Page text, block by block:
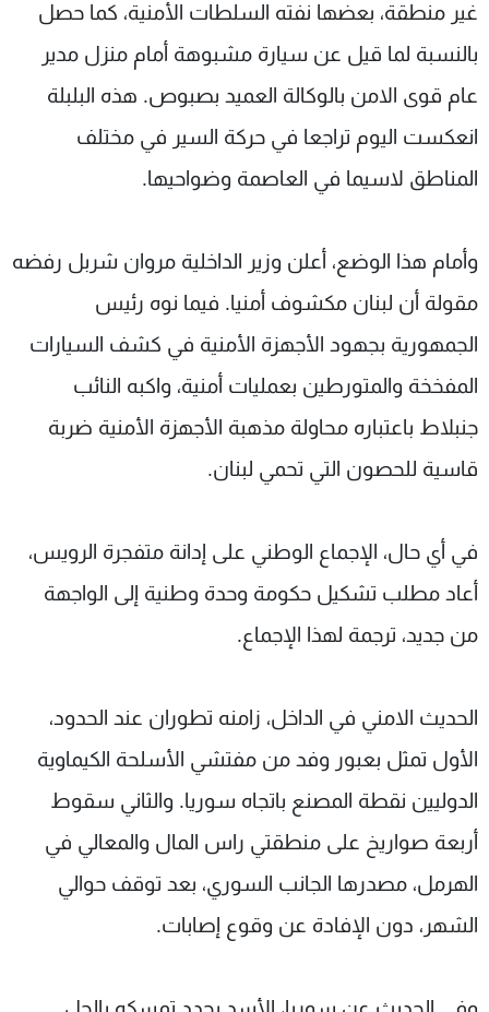
غير منطقة، بعضها نفته السلطات الأمنية، كما حصل
بالنسبة لما قيل عن سيارة مشبوهة أمام منزل مدير
عام قوى الامن بالوكالة العميد بصبوص. هذه البلبلة
انعكست اليوم تراجعا في حركة السير في مختلف
المناطق لاسيما في العاصمة وضواحيها.
وأمام هذا الوضع، أعلن وزير الداخلية مروان شربل رفضه
مقولة أن لبنان مكشوف أمنيا. فيما نوه رئيس
الجمهورية بجهود الأجهزة الأمنية في كشف السيارات
المفخخة والمتورطين بعمليات أمنية، واكبه النائب
جنبلاط باعتباره محاولة مذهبة الأجهزة الأمنية ضربة
قاسية للحصون التي تحمي لبنان.
في أي حال، الإجماع الوطني على إدانة متفجرة الرويس،
أعاد مطلب تشكيل حكومة وحدة وطنية إلى الواجهة
من جديد، ترجمة لهذا الإجماع.
الحديث الامني في الداخل، زامنه تطوران عند الحدود،
الأول تمثل بعبور وفد من مفتشي الأسلحة الكيماوية
الدوليين نقطة المصنع باتجاه سوريا. والثاني سقوط
أربعة صواريخ على منطقتي راس المال والمعالي في
الهرمل، مصدرها الجانب السوري، بعد توقف حوالي
الشهر، دون الإفادة عن وقوع إصابات.